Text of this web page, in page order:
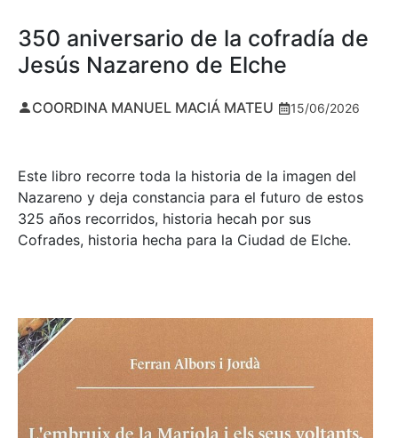
350 aniversario de la cofradía de
Jesús Nazareno de Elche
COORDINA MANUEL MACIÁ MATEU 15/06/2026
Este libro recorre toda la historia de la imagen del
Nazareno y deja constancia para el futuro de estos
325 años recorridos, historia hecah por sus
Cofrades, historia hecha para la Ciudad de Elche.